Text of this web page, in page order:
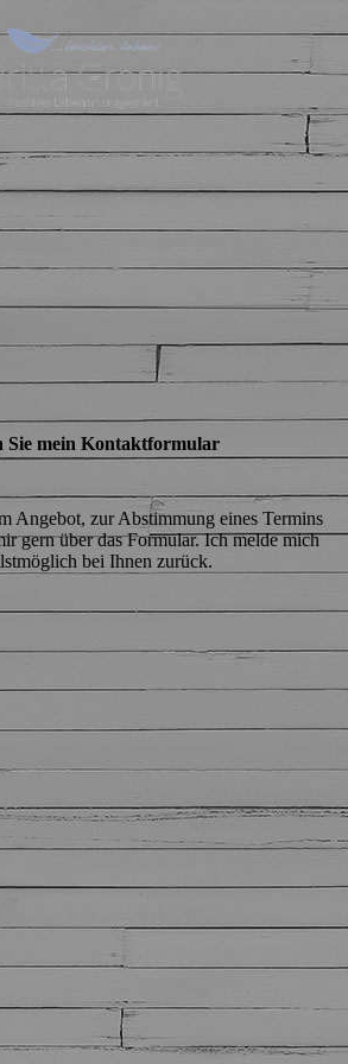
Sie mein Kontaktformular
Angebot, zur Abstimmung eines Termins
gern über das Formular. Ich melde mich
bei Ihnen zurück.